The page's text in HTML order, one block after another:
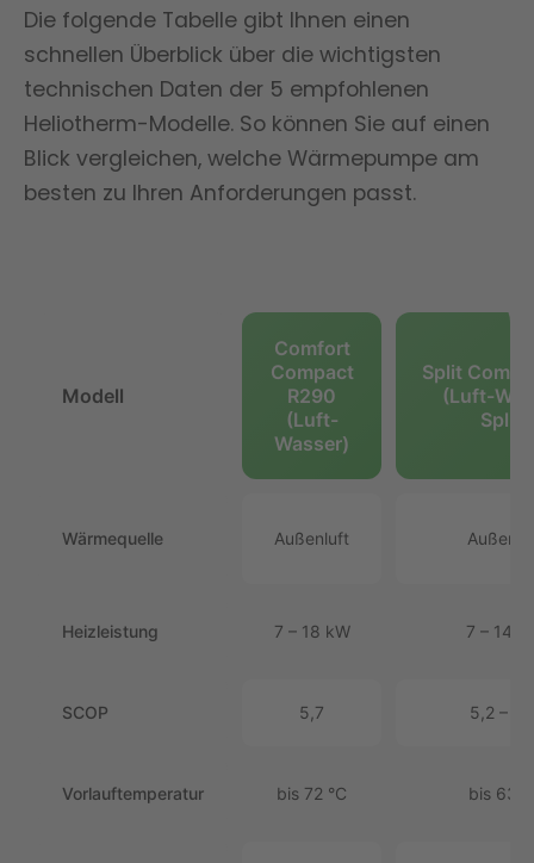
Die folgende Tabelle gibt Ihnen einen
schnellen Überblick über die wichtigsten
technischen Daten der 5 empfohlenen
Heliotherm-Modelle. So können Sie auf einen
Blick vergleichen, welche Wärmepumpe am
besten zu Ihren Anforderungen passt.
Modell
Comfort
Compact
R290
(Luft-
Wasser)
Split
(Luft-
Split)
Wärmequelle Außenluft
Heizleistung 7 – 18 kW 7 – 14
SCOP 5,7 5,2 –
Vorlauftemperatur bis 72 °C bis 63